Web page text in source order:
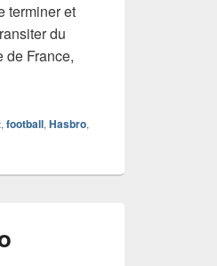
terminer et
du
de France,
Équipe de France
, football, Hasbro,